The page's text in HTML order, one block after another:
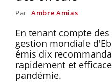
Par Ambre Amias
En tenant compte
gestion mondiale
émis dix
rapidement et
pandémie.